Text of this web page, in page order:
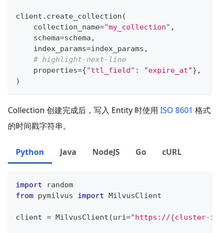
client . create_collection (
    collection_name
="my_collection" ,
    schema
=schema ,
    index_params
=index_params ,
# highlight-next-line
    properties
={"ttl_field" : "expire_at"} ,
)
Collection 创建完成后，写入 Entity 时使用 ISO 8601 格式
的时间戳字符串。
Python Java NodeJS Go cURL
import random
from pymilvus import MilvusClient
client = MilvusClient (uri="https://{cluster-